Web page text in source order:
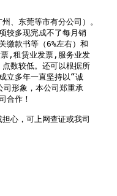
、东莞等市有分公司）。
较多现完成不了每月销
缴款书等（6%左右）和
,租赁业发票,服务业发
数较低。还可以根据所
立多年一直坚持以“诚
形象，本公司郑重承
合作！
心，可上网查证或我司